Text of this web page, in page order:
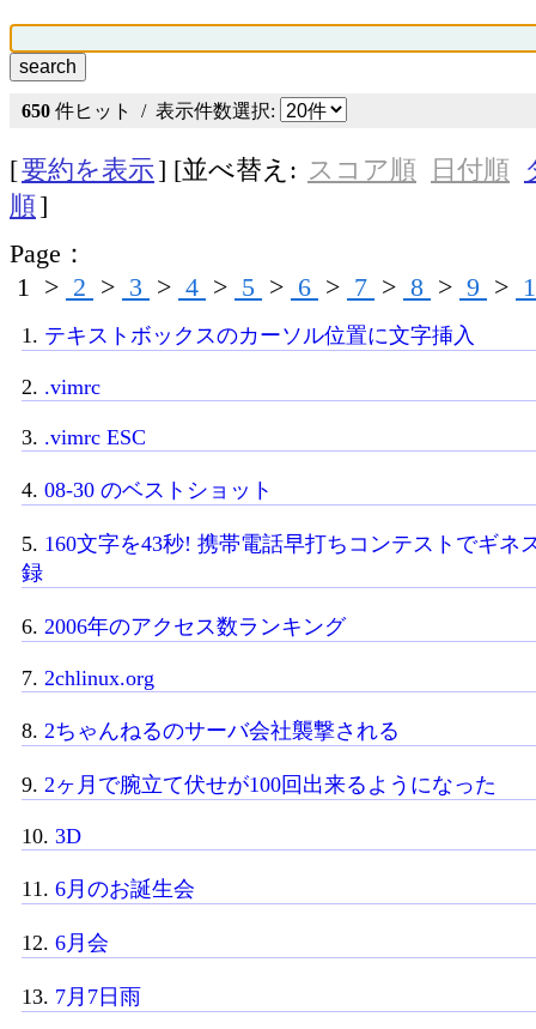
650 件ヒット / 表示件数選択:
[要約を表示] [並べ替え: スコア順 日付順
順]
Page：
1 > 2 > 3 > 4 > 5 > 6 > 7 > 8 > 9 >
1. テキストボックスのカーソル位置に文字挿入
2. .vimrc
3. .vimrc ESC
4. 08-30 のベストショット
5. 160文字を43秒! 携帯電話早打ちコンテストでギネ
録
6. 2006年のアクセス数ランキング
7. 2chlinux.org
8. 2ちゃんねるのサーバ会社襲撃される
9. 2ヶ月で腕立て伏せが100回出来るようになった
10. 3D
11. 6月のお誕生会
12. 6月会
13. 7月7日雨